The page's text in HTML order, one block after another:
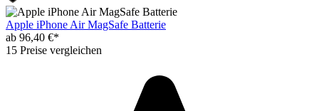
Apple iPhone Air MagSafe Batterie
ab 96,40 €*
15 Preise vergleichen